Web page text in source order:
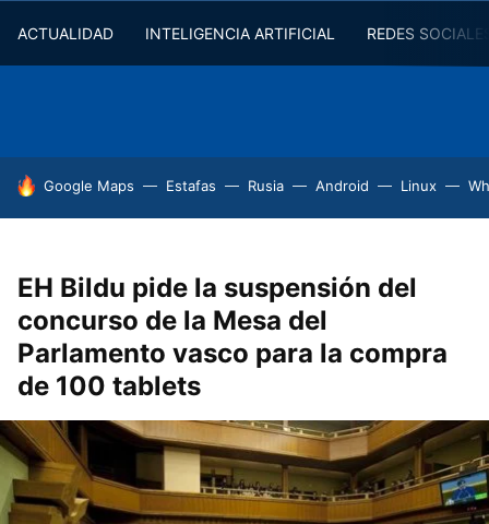
ACTUALIDAD INTELIGENCIA ARTIFICIAL REDES
HOY SE HABLA DE
Google Maps Estafas Rusia Android Linux
EH Bildu pide la suspensión del
concurso de la Mesa del
Parlamento vasco para la compra
de 100 tablets